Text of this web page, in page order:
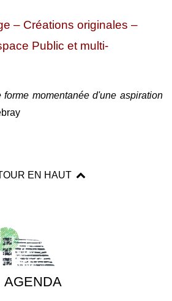
– Créations originales –
Public et multi-
momentanée d'une aspiration
EN HAUT
AGENDA